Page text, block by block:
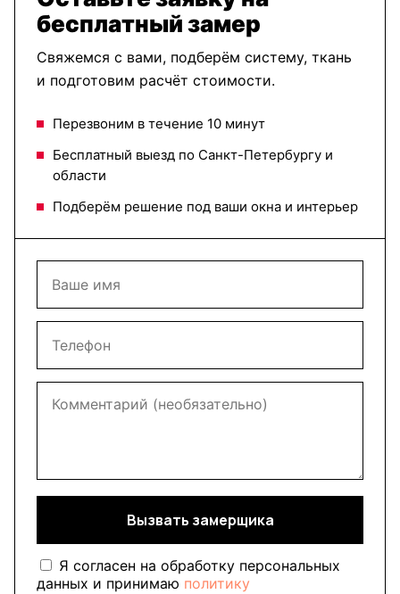
бесплатный замер
Свяжемся с вами, подберём систему, ткань
и подготовим расчёт стоимости.
Перезвоним в течение 10 минут
Бесплатный выезд по Санкт-Петербургу и
области
Подберём решение под ваши окна и интерьер
Вызвать замерщика
Я согласен на обработку персональных
данных и принимаю политику